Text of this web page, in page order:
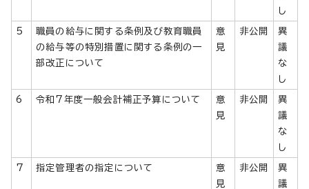
し
5
職員の給与に関する条例及び教育職員
の給与等の特別措置に関する条例の一
部改正について
意
見
非公開
異
議
な
し
6 令和7年度一般会計補正予算について
意
見
非公開
異
議
な
し
7 指定管理者の指定について
意
見
非公開
異
議